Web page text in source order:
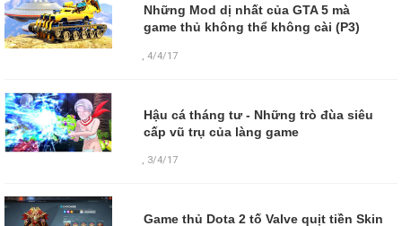
Những Mod dị nhất của GTA 5 mà
game thủ không thể không cài (P3)
,4/4/17
Hậu cá tháng tư - Những trò đùa siêu
cấp vũ trụ của làng game
, 3/4/17
Game thủ Dota 2 tố Valve quịt tiền Skin